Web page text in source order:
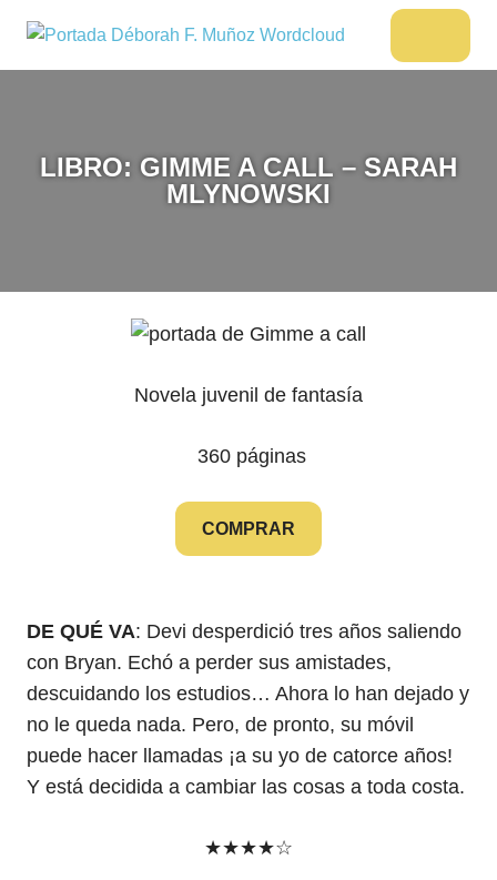
contenido
DÉBORAH
LIBRO: GIMME A CALL – SARAH
MLYNOWSKI
Novela juvenil de fantasía
‎ 360 páginas
COMPRAR
DE QUÉ VA: Devi desperdició tres años saliendo
con Bryan. Echó a perder sus amistades,
descuidando los estudios… Ahora lo han dejado y
no le queda nada. Pero, de pronto, su móvil
puede hacer llamadas ¡a su yo de catorce años!
Y está decidida a cambiar las cosas a toda costa.
★★★★☆